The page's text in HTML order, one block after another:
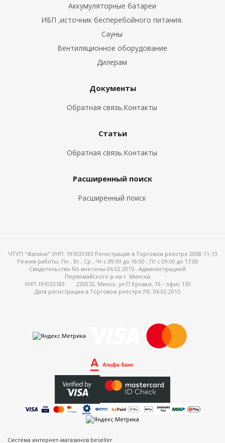
Аккумуляторные батареи
ИБП ,источник бесперебойного питания.
Сауны
Вентиляционное оборудование
Дилерам
Документы
Обратная связь.Контакты
Статьи
Обратная связь.Контакты
Расширенный поиск
Расширенный поиск
ЧТУП "Фалина" УНП: 191033183 Регистрация в Торговом реестре 2008-11-13
Режим работы: Пн , Вт , Ср , Чт c 09:00 до 18:00 ; Пт c 09:00 до 17:00
Свидетельство No внесены 06.02.2015 . Администрацией
Первомайского р-на г. Минска
УНП 191033183
220072, Минск, ул.П.Бровки, 19 - офис 130
Дата регистрации в Торговом реестре РБ: 06.02.2015
Система интернет-магазинов beseller